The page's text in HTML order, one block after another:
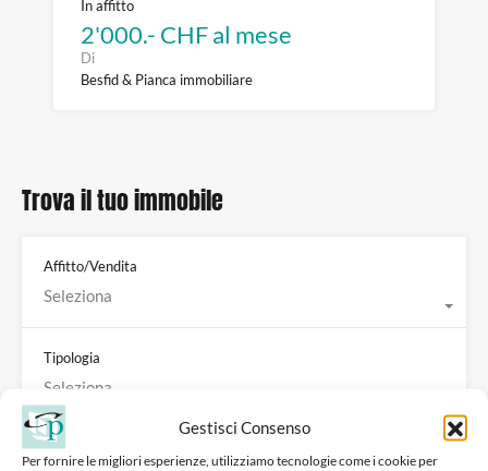
Gestisci Consenso
Per fornire le migliori esperienze, utilizziamo tecnologie come i cookie per
In affitto
2'000.- CHF al mese
Di
Besfid & Pianca immobiliare
Trova il tuo immobile
Affitto/Vendita
Seleziona
Tipologia
Seleziona
Locali